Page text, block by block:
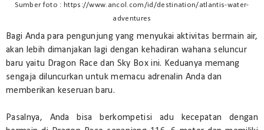
Sumber foto : https://www.ancol.com/id/destination/atlantis-water-
adventures
Bagi Anda para pengunjung yang menyukai aktivitas bermain air,
akan lebih dimanjakan lagi dengan kehadiran wahana seluncur
baru yaitu Dragon Race dan Sky Box ini. Keduanya memang
sengaja diluncurkan untuk memacu adrenalin Anda dan
memberikan keseruan baru.
Pasalnya, Anda bisa berkompetisi adu kecepatan dengan